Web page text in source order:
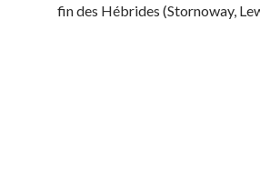
fin des Hébrides (Stornoway,